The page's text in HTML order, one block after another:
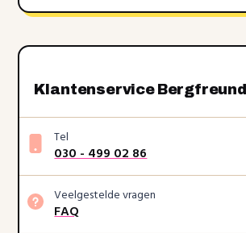
Klantenservice
Tel
030 - 499 02 86
Veelgestelde vragen
FAQ